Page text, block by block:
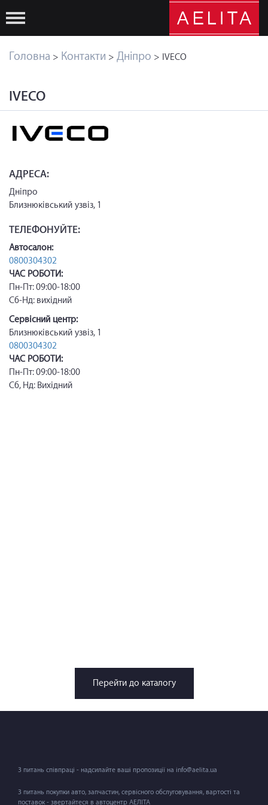
Головна > Контакти > Дніпро > IVECO
IVECO
АДРЕСА:
Дніпро
Близнюківський узвіз, 1
ТЕЛЕФОНУЙТЕ:
Автосалон:
0800304302
ЧАС РОБОТИ:
Пн-Пт: 09:00-18:00
Сб-Нд: вихідний
Сервісний центр:
Близнюківський узвіз, 1
0800304302
ЧАС РОБОТИ:
Пн-Пт: 09:00-18:00
Сб, Нд: Вихідний
Перейти до каталогу
З питань співпраці - надсилайте ваші пропозиції на info@aelita.ua
З питань покупки авто, запчастин, сервісного обслуговування, вартості та
поставок - звертайтеся в автоцентр АЕЛІТА